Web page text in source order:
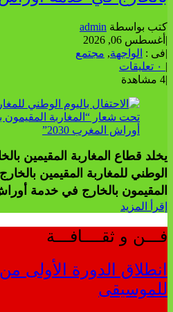
كتب بواسطة admin
| أغسطس 06, 2026
|فى : الواجهة, مجتمع
|
|4 مشاهدة
يخلد قطاع المغاربة المقيمين
الوطني للمغاربة المقيمين
المقيمون بالخارج في خدمة أوراش
إقرأ المزيد
فـــن و ثقــــافـــة
انطلاق الدورة الأولى
للموسيقى